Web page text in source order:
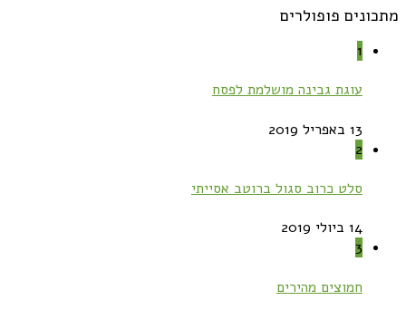
מתכונים פופולרים
1
עוגת גבינה מושלמת לפסח
13 באפריל 2019
2
סלט כרוב סגול ברוטב אסייתי
14 ביולי 2019
3
חמוצים מהירים